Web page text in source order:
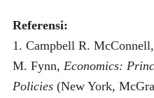
Referensi:
1. Campbell R.
M. Fynn, Economics:
Policies(New York,